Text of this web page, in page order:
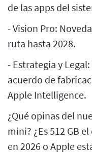
de las apps del
- Vision Pro:
ruta hasta 2028.
- Estrategia y
acuerdo de
Apple Intelligence.
¿Qué opinas del
mini? ¿Es 512 GB
en 2026 o Apple